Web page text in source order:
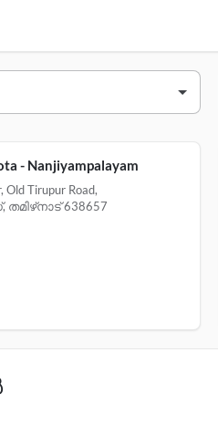
Nanjiyampalayam
Tirupur Road,
638657